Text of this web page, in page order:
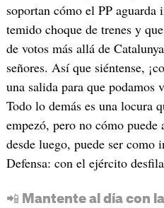
soportan cómo el PP
temido choque de trenes y
de votos más allá de
señores. Así que siéntense,
una salida para que podamos
Todo lo demás es una locura
empezó, pero no cómo puede
desde luego, puede ser como
Defensa: con el ejército
📲 Mantente al día con